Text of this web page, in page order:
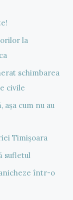
la
schimbarea
civile
cum nu au
Timișoara
sufletul
într-o